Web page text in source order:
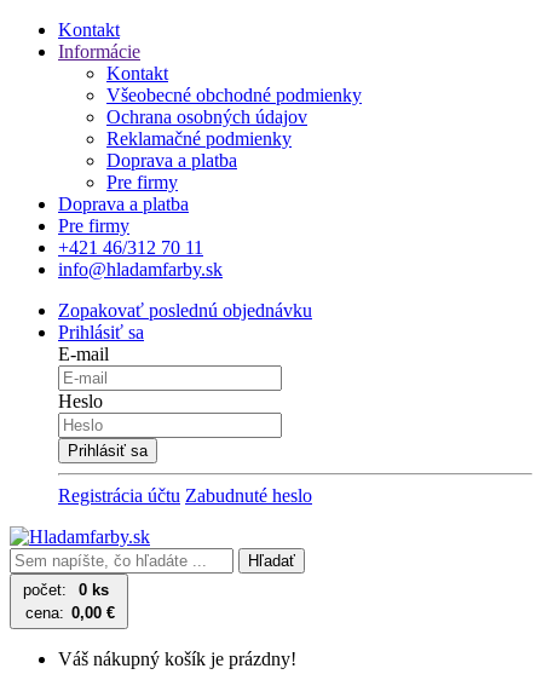
Kontakt
Informácie
Kontakt
Všeobecné obchodné podmienky
Ochrana osobných údajov
Reklamačné podmienky
Doprava a platba
Pre firmy
Doprava a platba
Pre firmy
+421 46/312 70 11
info@hladamfarby.sk
Zopakovať poslednú objednávku
Prihlásiť sa
E-mail
Heslo
Registrácia účtu Zabudnuté heslo
Hľadať
počet:
0 ks
cena: 0,00 €
Váš nákupný košík je prázdny!